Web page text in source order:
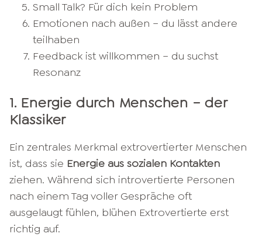
Small Talk? Für dich kein Problem
Emotionen nach außen – du lässt andere
teilhaben
Feedback ist willkommen – du suchst
Resonanz
1. Energie durch Menschen – der
Klassiker
Ein zentrales Merkmal extrovertierter Menschen
ist, dass sie Energie aus sozialen Kontakten
ziehen. Während sich introvertierte Personen
nach einem Tag voller Gespräche oft
ausgelaugt fühlen, blühen Extrovertierte erst
richtig auf.